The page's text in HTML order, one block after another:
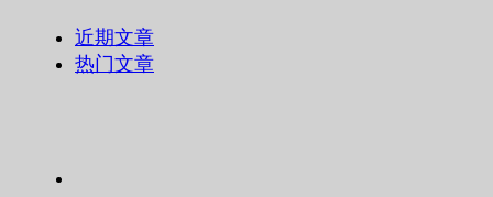
近期文章
热门文章